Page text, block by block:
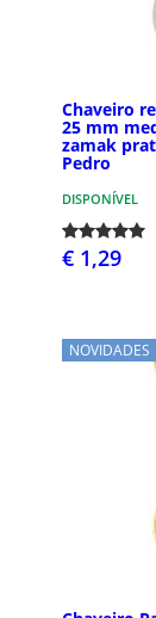
Chaveiro
25 mm
zamak
Pedro
DISPONÍVEL
€ 1,29
NOVIDADES